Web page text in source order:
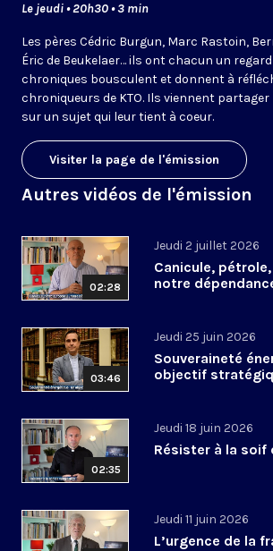
Le jeudi • 20h30 • 3 min
Les pères Cédric Burgun, Marc Rastoin,
Éric de Beukelaer… ils ont chacun un regard
chroniques bousculent et donnent à
chroniqueurs de KTO. Ils viennent partager
sur un sujet qui leur tient à coeur.
Visiter la page de l'émission
Autres vidéos de l'émission
02:28
Jeudi 2 juillet 2026
Canicule,
notre
03:46
Jeudi 25 juin 2026
Souveraineté
objectif
02:35
Jeudi 18 juin 2026
Résister à la soif
Jeudi 11 juin 2026
L’urgence de la